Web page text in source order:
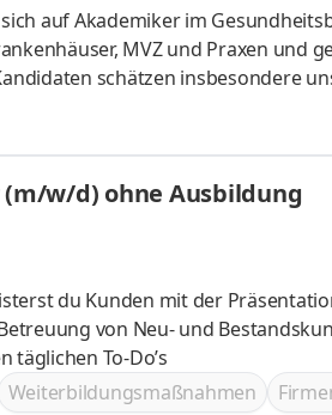
auf Akademiker im
MVZ und Praxen und
schätzen insbesondere
Stellenbeschreibung:
und Jugendpsychiatrie
Niedersachsen
w/d) ohne Ausbildung
du Kunden mit der
täglichen To-Do’s
Weiterbildungsmaßnahmen